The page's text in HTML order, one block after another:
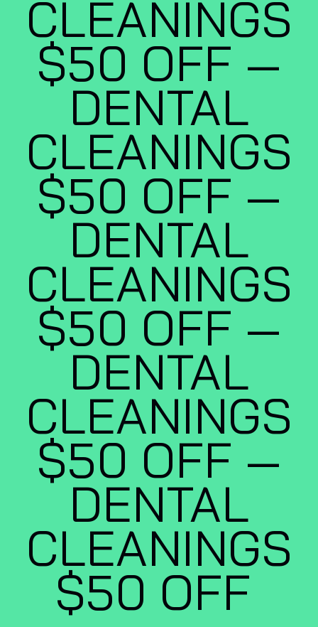
CLEANINGS
$50 OFF —
DENTAL
CLEANINGS
$50 OFF —
DENTAL
CLEANINGS
$50 OFF —
DENTAL
CLEANINGS
$50 OFF —
DENTAL
CLEANINGS
$50 OFF